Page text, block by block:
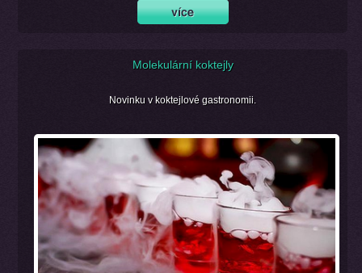
Molekulární koktejly
Novinku v koktejlové gastronomii.